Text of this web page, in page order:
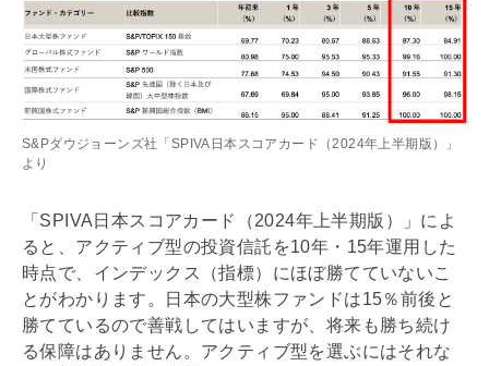
S&Pダウジョーンズ社「SPIVA日本スコアカード（2024年上半期版）」
より
「SPIVA日本スコアカード（2024年上半期版）」によ
ると、アクティブ型の投資信託を10年・15年運用した
時点で、インデックス（指標）にほぼ勝てていないこ
とがわかります。日本の大型株ファンドは15％前後と
勝てているので善戦してはいますが、将来も勝ち続け
る保障はありません。アクティブ型を選ぶにはそれな